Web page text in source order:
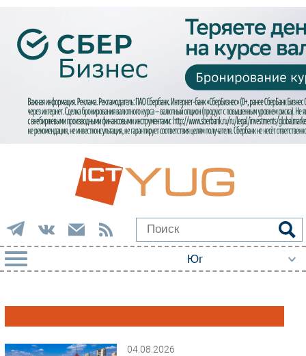
Импорто­замещение
Автоматизация Промышленности
04.08.2026